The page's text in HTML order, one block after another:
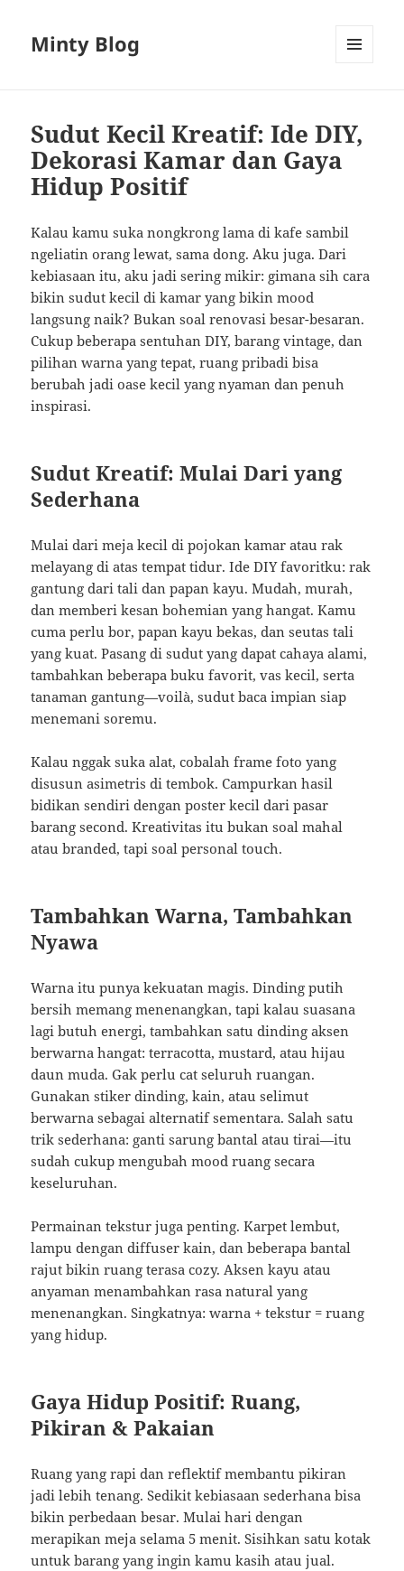
Minty Blog
Sudut Kecil Kreatif: Ide DIY,
Dekorasi Kamar dan Gaya
Hidup Positif
Kalau kamu suka nongkrong lama di kafe sambil
ngeliatin orang lewat, sama dong. Aku juga. Dari
kebiasaan itu, aku jadi sering mikir: gimana sih cara
bikin sudut kecil di kamar yang bikin mood
langsung naik? Bukan soal renovasi besar-besaran.
Cukup beberapa sentuhan DIY, barang vintage, dan
pilihan warna yang tepat, ruang pribadi bisa
berubah jadi oase kecil yang nyaman dan penuh
inspirasi.
Sudut Kreatif: Mulai Dari yang
Sederhana
Mulai dari meja kecil di pojokan kamar atau rak
melayang di atas tempat tidur. Ide DIY favoritku: rak
gantung dari tali dan papan kayu. Mudah, murah,
dan memberi kesan bohemian yang hangat. Kamu
cuma perlu bor, papan kayu bekas, dan seutas tali
yang kuat. Pasang di sudut yang dapat cahaya alami,
tambahkan beberapa buku favorit, vas kecil, serta
tanaman gantung—voilà, sudut baca impian siap
menemani soremu.
Kalau nggak suka alat, cobalah frame foto yang
disusun asimetris di tembok. Campurkan hasil
bidikan sendiri dengan poster kecil dari pasar
barang second. Kreativitas itu bukan soal mahal
atau branded, tapi soal personal touch.
Tambahkan Warna, Tambahkan
Nyawa
Warna itu punya kekuatan magis. Dinding putih
bersih memang menenangkan, tapi kalau suasana
lagi butuh energi, tambahkan satu dinding aksen
berwarna hangat: terracotta, mustard, atau hijau
daun muda. Gak perlu cat seluruh ruangan.
Gunakan stiker dinding, kain, atau selimut
berwarna sebagai alternatif sementara. Salah satu
trik sederhana: ganti sarung bantal atau tirai—itu
sudah cukup mengubah mood ruang secara
keseluruhan.
Permainan tekstur juga penting. Karpet lembut,
lampu dengan diffuser kain, dan beberapa bantal
rajut bikin ruang terasa cozy. Aksen kayu atau
anyaman menambahkan rasa natural yang
menenangkan. Singkatnya: warna + tekstur = ruang
yang hidup.
Gaya Hidup Positif: Ruang,
Pikiran & Pakaian
Ruang yang rapi dan reflektif membantu pikiran
jadi lebih tenang. Sedikit kebiasaan sederhana bisa
bikin perbedaan besar. Mulai hari dengan
merapikan meja selama 5 menit. Sisihkan satu kotak
untuk barang yang ingin kamu kasih atau jual.